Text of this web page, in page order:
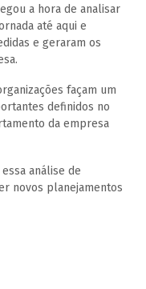
a hora de analisar
até aqui e
e geraram os
façam um
definidos no
da empresa
análise de
novos planejamentos